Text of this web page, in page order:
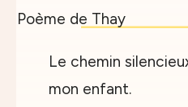
Le chemin
mon enfant.